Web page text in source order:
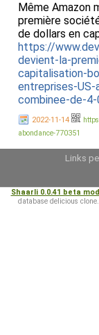
Même Amazon
première
de dollars en
https://
devient-la-
capitalisation-
entreprises-
combinee-de-
2022-11-14
abondance-770351
Links
Shaarli 0.0.41 beta
database delicious